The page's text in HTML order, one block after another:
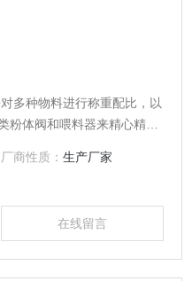
多种物料进行称重配比，以
粉体阀和喂料器来精心精确
厂商性质： 生产厂家
在线留言